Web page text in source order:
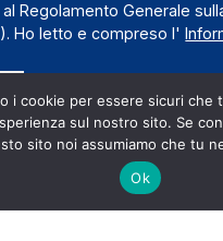
Regolamento Generale
Ho letto e compreso l'
® Tutti i diritti sono riservati -
i cookie per essere sicuri che
sul nostro sito. Se
sito noi assumiamo che tu
Ok